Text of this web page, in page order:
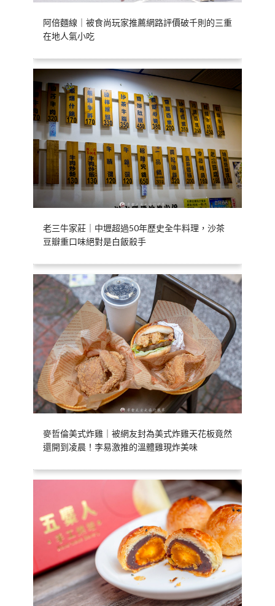
阿倍麵線｜被食尚玩家推薦網路評價破千則的三重
在地人氣小吃
老三牛家莊｜中壢超過50年歷史全牛料理，沙茶
豆瓣重口味絕對是白飯殺手
麥哲倫美式炸雞｜被網友封為美式炸雞天花板竟然
還開到凌晨！李易激推的溫體雞現炸美味